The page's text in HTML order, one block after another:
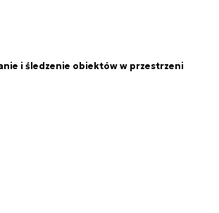
i śledzenie obiektów w przestrzeni